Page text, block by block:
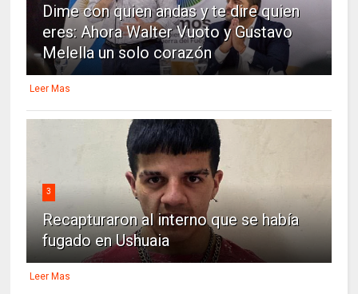
Dime con quien andas y te dire quien
eres: Ahora Walter Vuoto y Gustavo
Melella un solo corazón
Leer Mas
3
Recapturaron al interno que se había
fugado en Ushuaia
Leer Mas